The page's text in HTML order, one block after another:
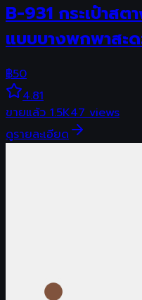
B-931 กระเป๋าส
แบบบางพกพาสะ
฿50
4.81
ขายแล้ว1.5K47views
ดูรายละเอียด